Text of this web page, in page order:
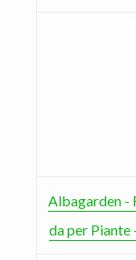
Albagarden -
da per Piante